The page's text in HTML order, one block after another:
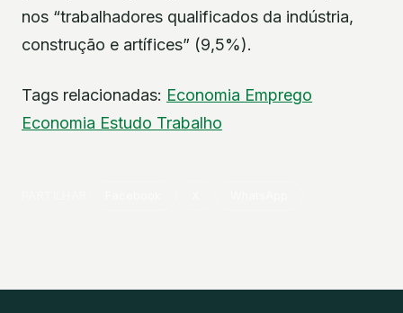
nos “trabalhadores qualificados da indústria,
construção e artífices” (9,5%).
Tags relacionadas: Economia Emprego
Economia Estudo Trabalho